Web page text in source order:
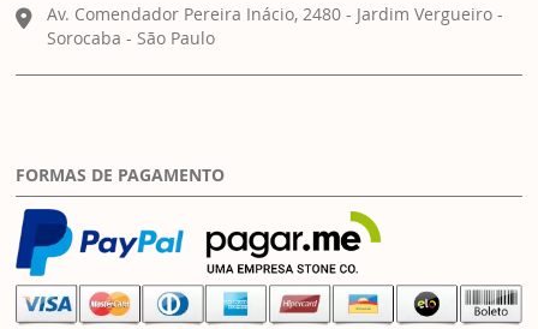
Av. Comendador Pereira Inácio, 2480 - Jardim Vergueiro -
Sorocaba - São Paulo
FORMAS DE PAGAMENTO